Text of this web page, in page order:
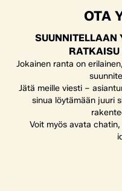
OTA
SUUNNITELLAAN
RATKAISU
Jokainen ranta on
Jätä meille viesti –
sinua löytämään juuri
Voit myös avata